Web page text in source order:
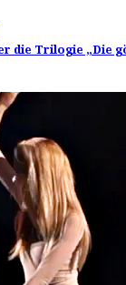
die Trilogie „Die